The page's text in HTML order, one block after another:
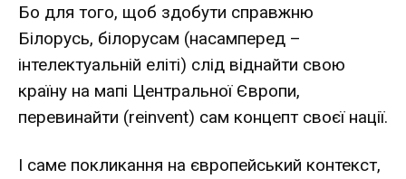
Бо для того, щоб здобути справжню
Білорусь, білорусам (насамперед –
інтелектуальній еліті) слід віднайти свою
країну на мапі Центральної Європи,
перевинайти (reinvent) сам концепт своєї нації.
І саме покликання на європейський контекст,